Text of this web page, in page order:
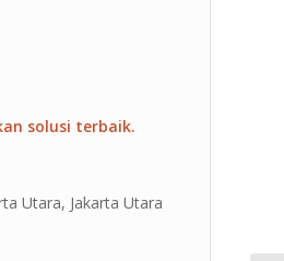
solusi terbaik.
Utara, Jakarta Utara